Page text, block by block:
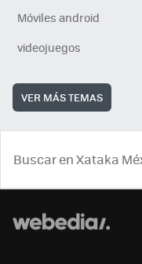
Móviles android
videojuegos
VER MÁS TEMAS